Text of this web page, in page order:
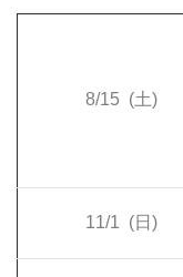
8/15 (土)
11/1 (日)